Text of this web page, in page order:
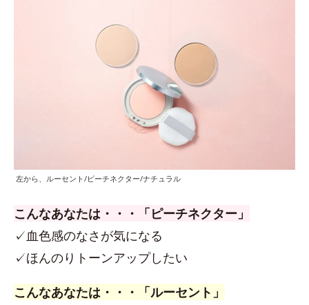
左から、ルーセント/ピーチネクター/ナチュラル
こんなあなたは・・・「ピーチネクター」
✓血色感のなさが気になる
✓ほんのりトーンアップしたい
こんなあなたは・・・「ルーセント」